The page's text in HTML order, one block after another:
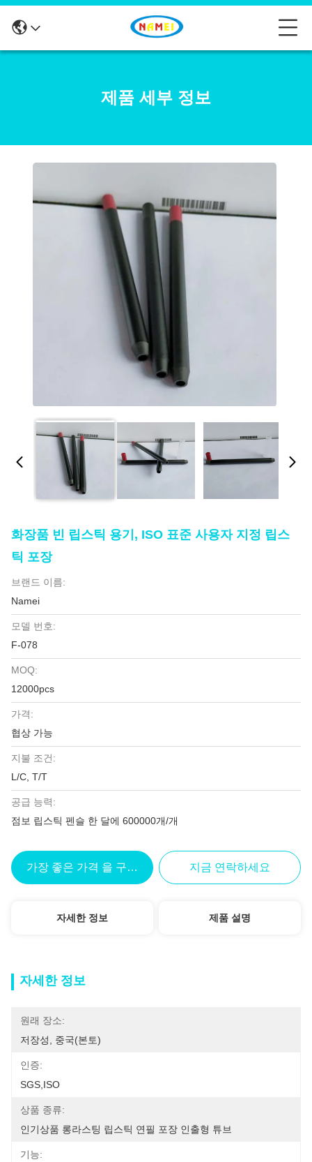
제품 세부 정보
화장품 빈 립스틱 용기, ISO 표준 사용자 지정 립스
틱 포장
브랜드 이름:
Namei
모델 번호:
F-078
MOQ:
12000pcs
가격:
협상 가능
지불 조건:
L/C, T/T
공급 능력:
점보 립스틱 펜슬 한 달에 600000개/개
가장 좋은 가격 을 구하라 지금 연락하세요
자세한 정보 제품 설명
자세한 정보
원래 장소:
저장성, 중국(본토)
인증:
SGS,ISO
상품 종류:
인기상품 롱라스팅 립스틱 연필 포장 인출형 튜브
기능: